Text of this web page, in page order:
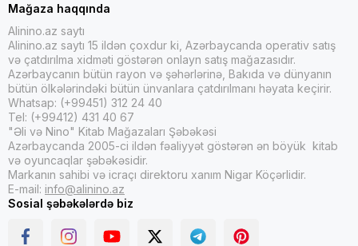
Mağaza haqqında
Alinino.az saytı
Alinino.az saytı 15 ildən çoxdur ki, Azərbaycanda operativ satış
və çatdırılma xidməti göstərən onlayn satış mağazasıdır.
Azərbaycanın bütün rayon və şəhərlərinə, Bakıda və dünyanın
bütün ölkələrindəki bütün ünvanlara çatdırılmanı həyata keçirir.
Whatsap: (+99451) 312 24 40
Tel: (+99412) 431 40 67
"Əli və Nino" Kitab Mağazaları Şəbəkəsi
Azərbaycanda 2005-ci ildən fəaliyyət göstərən ən böyük kitab
və oyuncaqlar şəbəkəsidir.
Markanın sahibi və icraçı direktoru xanım Nigar Köçərlidir.
E-mail: info@alinino.az
Sosial şəbəkələrdə biz